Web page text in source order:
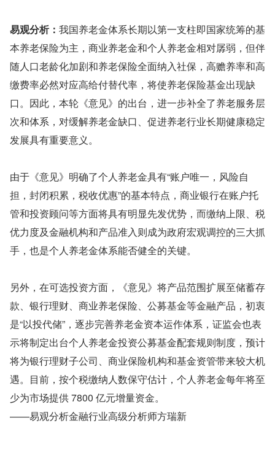
易观分析： 我国养老金体系长期以第一支柱即国家统筹的基
本养老保险为主，商业养老金和个人养老金相对孱弱，但伴
随人口老龄化加剧和养老保险全面纳入社保，高赡养率和高
缴费率必然对应高给付替代率，将使养老保险基金出现缺
口。因此，本轮《意见》的出台，进一步补全了养老服务层
次和体系，对缓解养老金缺口、促进养老行业长期健康稳定
发展具有重要意义。
由于《意见》明确了个人养老金具有“账户唯一，风险自
担，封闭积累，税收优惠”的基本特点，商业银行在账户托
管和投资顾问等方面将具有明显先发优势，而缴纳上限、税
优力度及金融机构和产品准入则成为政府宏观调控的三大抓
手，也是个人养老金体系能否健全的关键。
另外，在可选投资方面，《意见》将产品范围扩展至储蓄存
款、银行理财、商业养老保险、公募基金等金融产品，初衷
是“以投代储”，逐步完善养老金资本运作体系，证监会也表
示将制定出台个人养老金投资公募基金配套规则制度，预计
将为银行理财子公司、商业保险机构和基金资管带来较大机
遇。目前，按个税缴纳人数保守估计，个人养老金每年将至
少为市场提供 7800 亿元增量资金。
——易观分析金融行业高级分析师方瑞新